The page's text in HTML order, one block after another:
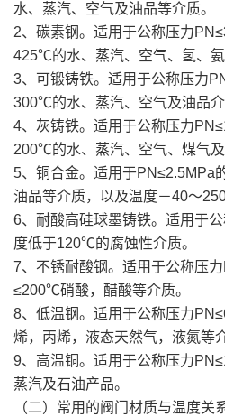
水、蒸汽、空气及油品等介质。
2、碳素钢。适用于公称压力
425℃的水、蒸汽、空气、氢、氨
3、可锻铸铁。适用于公称压力
300℃的水、蒸汽、空气及油品介
4、灰铸铁。适用于公称压力
200℃的水、蒸汽、空气、煤气及
5、铜合金。适用于PN≤2.5MPa
油品等介质，以及温度－40～
6、耐酸高硅球墨铸铁。适用于
度低于120℃的腐蚀性介质。
7、不锈耐酸钢。适用于公称压
≤200℃硝酸，醋酸等介质。
8、低温钢。适用于公称压力
烯，丙烯，液态天然气，液氮等
9、高温铜。适用于公称压力
蒸汽及石油产品。
（二）常用的阀门材质与温度关